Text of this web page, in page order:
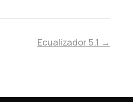
Ecualizador 5.1 →